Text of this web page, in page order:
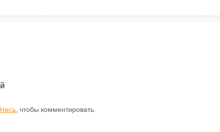
, чтобы комментировать.